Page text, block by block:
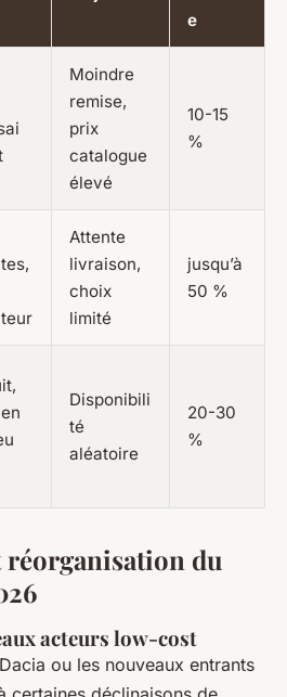
e
Moindre
remise,
prix
catalogue
élevé
10-15
%
Attente
livraison,
choix
limité
jusqu’à
50 %
Disponibili
té
aléatoire
20-30
%
réorganisation du
acteurs low-cost
ou les nouveaux entrants